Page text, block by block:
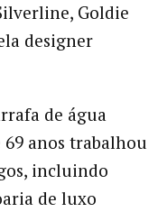
Goldie
designer
de água
anos trabalhou
incluindo
de luxo